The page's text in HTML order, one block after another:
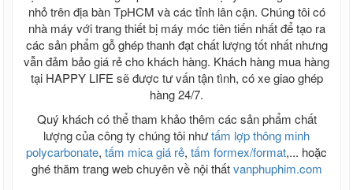
nhỏ trên địa bàn TpHCM và các tỉnh lân cận. Chúng tôi có
nhà máy với trang thiết bị máy móc tiên tiến nhất để tạo ra
các sản phẩm gỗ ghép thanh đạt chất lượng tốt nhất nhưng
vẫn đảm bảo giá rẻ cho khách hàng. Khách hàng mua hàng
tại HAPPY LIFE sẽ được tư vấn tận tình, có xe giao ghép
hàng 24/7.
Quý khách có thể tham khảo thêm các sản phẩm chất
lượng của công ty chúng tôi nhưtấm lợp thông minh
polycarbonate, tấm mica giá rẻ, tấm formex/format,... hoặc
ghé thăm trang web chuyên về nội thấtvanphuphim.com